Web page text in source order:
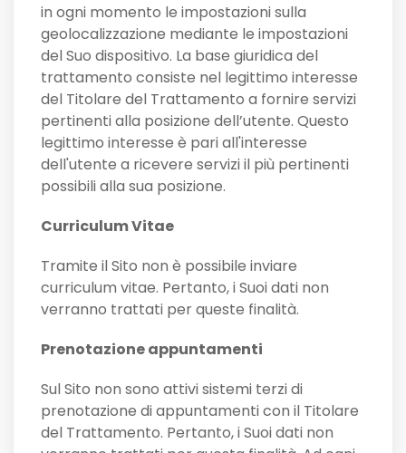
in ogni momento le impostazioni sulla
geolocalizzazione mediante le impostazioni
del Suo dispositivo. La base giuridica del
trattamento consiste nel legittimo interesse
del Titolare del Trattamento a fornire servizi
pertinenti alla posizione dell’utente. Questo
legittimo interesse è pari all'interesse
dell'utente a ricevere servizi il più pertinenti
possibili alla sua posizione.
Curriculum Vitae
Tramite il Sito non è possibile inviare
curriculum vitae. Pertanto, i Suoi dati non
verranno trattati per queste finalità.
Prenotazione appuntamenti
Sul Sito non sono attivi sistemi terzi di
prenotazione di appuntamenti con il Titolare
del Trattamento. Pertanto, i Suoi dati non